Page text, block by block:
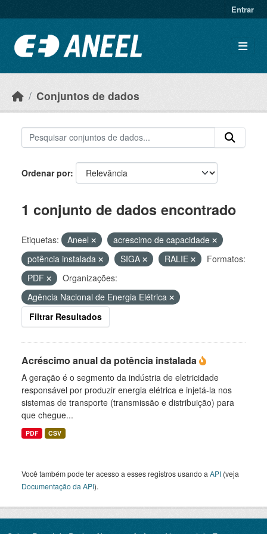
Entrar
Conjuntos de dados
Ordenar por
1 conjunto de dados encontrado
Etiquetas: Aneel
acrescimo de capacidade
potência instalada
SIGA RALIE
Formatos:
PDF
Organizações:
Agência Nacional de Energia Elétrica
Filtrar Resultados
Acréscimo anual da potência instalada
A geração é o segmento da indústria de eletricidade
responsável por produzir energia elétrica e injetá-la nos
sistemas de transporte (transmissão e distribuição) para
que chegue...
PDF CSV
Você também pode ter acesso a esses registros usando a API (veja
Documentação da API).